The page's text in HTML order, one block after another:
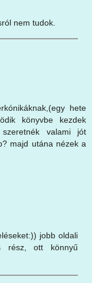
nem tudok.
hete
könyvbe kezdek
valami jót
majd utána nézek a
jobb oldali
rész, ott könnyű